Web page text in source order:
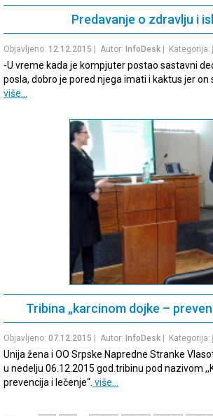
Predavanje o zdravlju i
Objavljeno: 12.12.2015 | Autor: InfoDesk | Kategorija:
-U vreme kada je kompjuter postao sastavni
posla, dobro je pored njega imati i kaktus jer on
više…
Tribina „karcinom dojke –
Objavljeno: 07.12.2015 | Autor: InfoDesk | Kategorija:
Unija žena i OO Srpske Napredne Stranke
u nedelju 06.12.2015 god.tribinu pod nazivom
prevencija i lečenje“. više…